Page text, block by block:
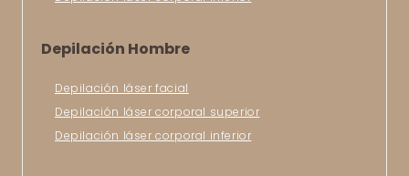
Depilación Hombre
Depilación láser facial
Depilación láser corporal superior
Depilación láser corporal inferior